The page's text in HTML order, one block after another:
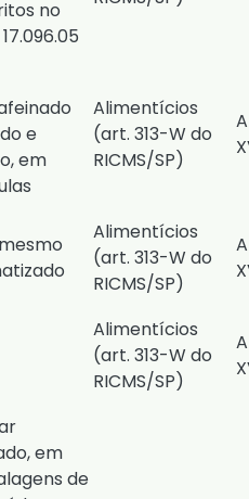
no
e
em
Alimentícios
(art. 313-W do
RICMS/SP)
Alimentícios
(art. 313-W do
RICMS/SP)
Alimentícios
(art. 313-W do
RICMS/SP)
em
de